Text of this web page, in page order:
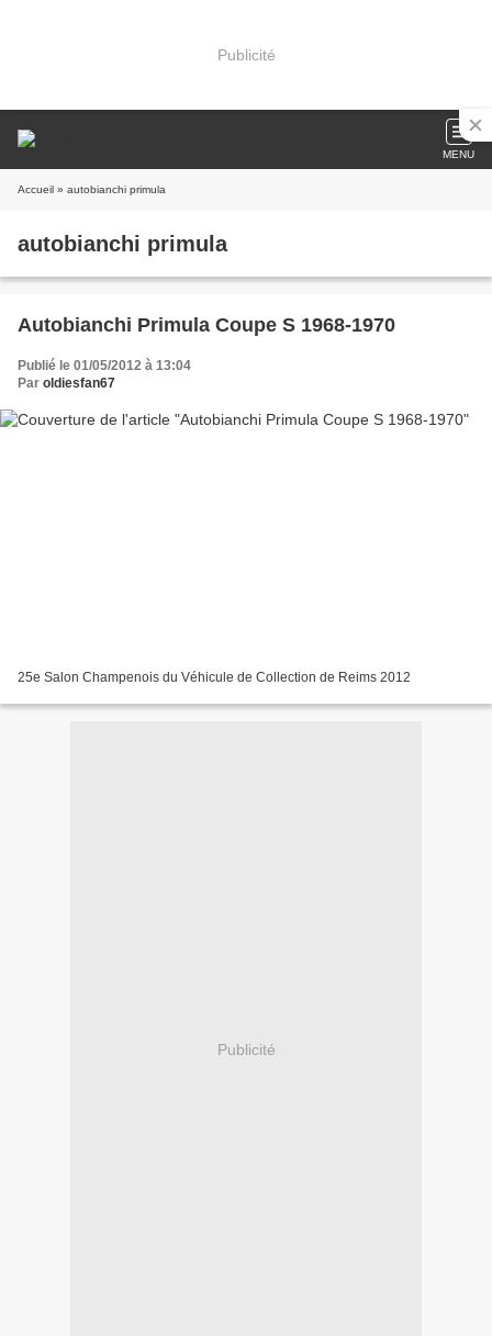
Publicité
MENU
Accueil » autobianchi primula
autobianchi primula
Autobianchi Primula Coupe S 1968-1970
Publié le 01/05/2012 à 13:04
Par oldiesfan67
25e Salon Champenois du Véhicule de Collection de Reims 2012
Publicité